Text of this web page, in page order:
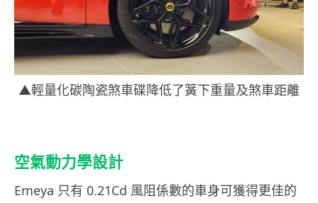
▲輕量化碳陶瓷煞車碟降低了簧下重量及煞車距離
空氣動力學設計
Emeya 只有 0.21Cd 風阻係數的車身可獲得更佳的